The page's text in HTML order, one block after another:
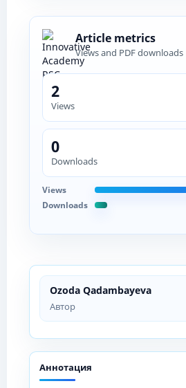
Ozoda Qadambayeva
Автор
Аннотация
Article metrics
Views and PDF downloads
2
Views
0
Downloads
Views
Downloads